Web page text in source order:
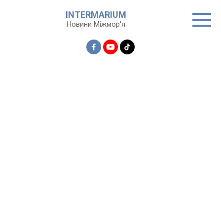
INTERMARIUM
Новини Міжмор'я